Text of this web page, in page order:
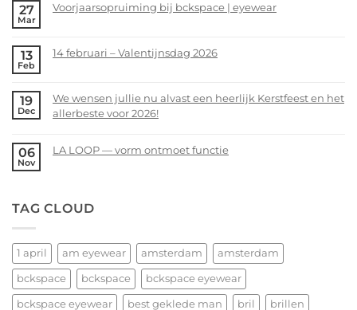
on
jou!
27
Mar
Voorjaarsopruiming bij bckspace | eyewear
on
bckspace
|
13
Feb
14 februari – Valentijnsdag 2026
on
14
–
19
Dec
We wensen jullie nu alvast een heerlijk Kerstfeest en het
allerbeste voor 2026!
Comments
jullie
een
heerlijk
Kerstfeest
en
06
Nov
LA LOOP — vorm ontmoet functie
LA
—
vorm
ontmoet
functie
TAG CLOUD
1 april am eyewear amsterdam amsterdam
bckspace bckspace bckspace eyewear
bckspace eyewear best geklede man bril brillen